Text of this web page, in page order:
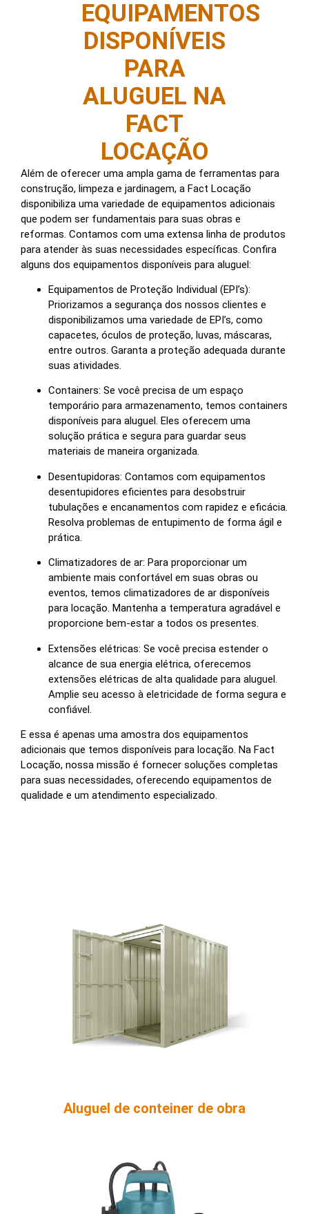
EQUIPAMENTOS
DISPONÍVEIS
PARA
ALUGUEL NA
FACT
LOCAÇÃO
Além de oferecer uma ampla gama de ferramentas para
construção, limpeza e jardinagem, a Fact Locação
disponibiliza uma variedade de equipamentos adicionais
que podem ser fundamentais para suas obras e
reformas. Contamos com uma extensa linha de produtos
para atender às suas necessidades específicas. Confira
alguns dos equipamentos disponíveis para aluguel:
Equipamentos de Proteção Individual (EPI’s):
Priorizamos a segurança dos nossos clientes e
disponibilizamos uma variedade de EPI’s, como
capacetes, óculos de proteção, luvas, máscaras,
entre outros. Garanta a proteção adequada durante
suas atividades.
Containers: Se você precisa de um espaço
temporário para armazenamento, temos containers
disponíveis para aluguel. Eles oferecem uma
solução prática e segura para guardar seus
materiais de maneira organizada.
Desentupidoras: Contamos com equipamentos
desentupidores eficientes para desobstruir
tubulações e encanamentos com rapidez e eficácia.
Resolva problemas de entupimento de forma ágil e
prática.
Climatizadores de ar: Para proporcionar um
ambiente mais confortável em suas obras ou
eventos, temos climatizadores de ar disponíveis
para locação. Mantenha a temperatura agradável e
proporcione bem-estar a todos os presentes.
Extensões elétricas: Se você precisa estender o
alcance de sua energia elétrica, oferecemos
extensões elétricas de alta qualidade para aluguel.
Amplie seu acesso à eletricidade de forma segura e
confiável.
E essa é apenas uma amostra dos equipamentos
adicionais que temos disponíveis para locação. Na Fact
Locação, nossa missão é fornecer soluções completas
para suas necessidades, oferecendo equipamentos de
qualidade e um atendimento especializado.
Aluguel de conteiner de obra